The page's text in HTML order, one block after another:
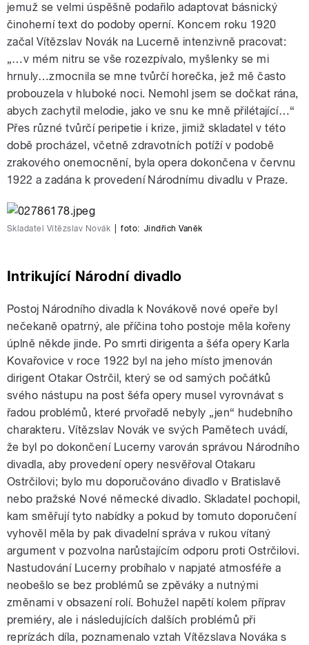
jemuž se velmi úspěšně podařilo adaptovat básnický
činoherní text do podoby operní. Koncem roku 1920
začal Vítězslav Novák na Lucerně intenzivně pracovat:
„…v mém nitru se vše rozezpívalo, myšlenky se mi
hrnuly…zmocnila se mne tvůrčí horečka, jež mě často
probouzela v hluboké noci. Nemohl jsem se dočkat rána,
abych zachytil melodie, jako ve snu ke mně přilétající…“
Přes různé tvůrčí peripetie i krize, jimiž skladatel v této
době procházel, včetně zdravotních potíží v podobě
zrakového onemocnění, byla opera dokončena v červnu
1922 a zadána k provedení Národnímu divadlu v Praze.
Skladatel Vítězslav Novák foto: Jindřich Vaněk
Intrikující Národní divadlo
Postoj Národního divadla k Novákově nové opeře byl
nečekaně opatrný, ale příčina toho postoje měla kořeny
úplně někde jinde. Po smrti dirigenta a šéfa opery Karla
Kovařovice v roce 1922 byl na jeho místo jmenován
dirigent Otakar Ostrčil, který se od samých počátků
svého nástupu na post šéfa opery musel vyrovnávat s
řadou problémů, které prvořadě nebyly „jen“ hudebního
charakteru. Vítězslav Novák ve svých Pamětech uvádí,
že byl po dokončení Lucerny varován správou Národního
divadla, aby provedení opery nesvěřoval Otakaru
Ostrčilovi; bylo mu doporučováno divadlo v Bratislavě
nebo pražské Nové německé divadlo. Skladatel pochopil,
kam směřují tyto nabídky a pokud by tomuto doporučení
vyhověl měla by pak divadelní správa v rukou vítaný
argument v pozvolna narůstajícím odporu proti Ostrčilovi.
Nastudování Lucerny probíhalo v napjaté atmosféře a
neobešlo se bez problémů se zpěváky a nutnými
změnami v obsazení rolí. Bohužel napětí kolem příprav
premiéry, ale i následujících dalších problémů při
reprízách díla, poznamenalo vztah Vítězslava Nováka s